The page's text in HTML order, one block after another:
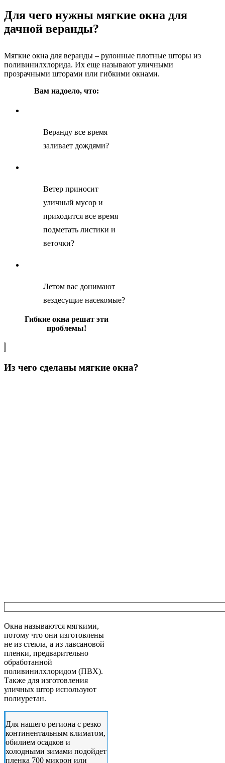
Для чего нужны мягкие окна для
дачной веранды?
Мягкие окна для веранды – рулонные плотные шторы из
поливинилхлорида. Их еще называют уличными
прозрачными шторами или гибкими окнами.
Вам надоело, что:
Веранду все время
заливает дождями?
Ветер приносит
уличный мусор и
приходится все время
подметать листики и
веточки?
Летом вас донимают
вездесущие насекомые?
Гибкие окна решат эти
проблемы!
Из чего сделаны мягкие окна?
Окна называются мягкими,
потому что они изготовлены
не из стекла, а из лавсановой
пленки, предварительно
обработанной
поливинилхлоридом (ПВХ).
Также для изготовления
уличных штор используют
полиуретан.
Для нашего региона с резко
континентальным климатом,
обилием осадков и
холодными зимами подойдет
пленка 700 микрон или